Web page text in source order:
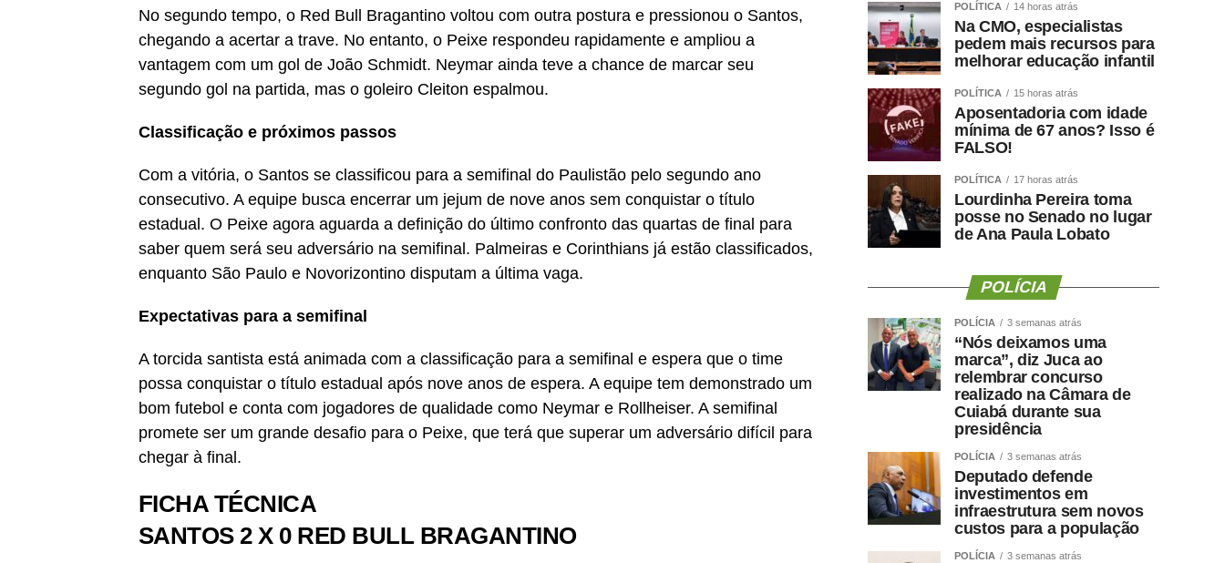
No segundo tempo, o Red Bull Bragantino voltou com outra postura e pressionou o Santos,
chegando a acertar a trave. No entanto, o Peixe respondeu rapidamente e ampliou a
vantagem com um gol de João Schmidt. Neymar ainda teve a chance de marcar seu
segundo gol na partida, mas o goleiro Cleiton espalmou.
Classificação e próximos passos
Com a vitória, o Santos se classificou para a semifinal do Paulistão pelo segundo ano
consecutivo. A equipe busca encerrar um jejum de nove anos sem conquistar o título
estadual. O Peixe agora aguarda a definição do último confronto das quartas de final para
saber quem será seu adversário na semifinal. Palmeiras e Corinthians já estão classificados,
enquanto São Paulo e Novorizontino disputam a última vaga.
Expectativas para a semifinal
A torcida santista está animada com a classificação para a semifinal e espera que o time
possa conquistar o título estadual após nove anos de espera. A equipe tem demonstrado um
bom futebol e conta com jogadores de qualidade como Neymar e Rollheiser. A semifinal
promete ser um grande desafio para o Peixe, que terá que superar um adversário difícil para
chegar à final.
FICHA TÉCNICA
SANTOS 2 X 0 RED BULL BRAGANTINO
POLÍTICA 14 horas atrás
Na CMO, especialistas
pedem mais recursos para
melhorar educação infantil
POLÍTICA 15 horas atrás
Aposentadoria com idade
mínima de 67 anos? Isso é
FALSO!
POLÍTICA 17 horas atrás
Lourdinha Pereira toma
posse no Senado no lugar
de Ana Paula Lobato
POLÍCIA
POLÍCIA 3 semanas atrás
“Nós deixamos uma
marca”, diz Juca ao
relembrar concurso
realizado na Câmara de
Cuiabá durante sua
presidência
POLÍCIA 3 semanas atrás
Deputado defende
investimentos em
infraestrutura sem novos
custos para a população
POLÍCIA 3 semanas atrás